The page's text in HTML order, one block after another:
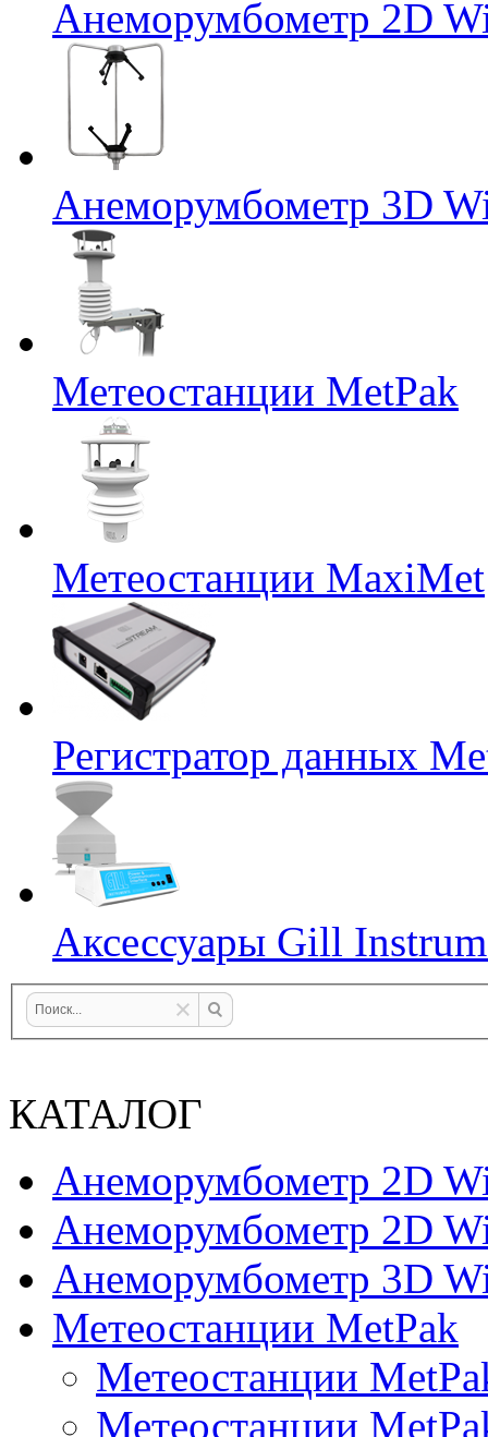
Анеморумбометр 2D
Анеморумбометр 3D
Метеостанции MetPak
Метеостанции MaxiMet
Регистратор данных
Аксессуары Gill
КАТАЛОГ
Анеморумбометр 2D
Анеморумбометр 2D
Анеморумбометр 3D
Метеостанции MetPak
Метеостанции
Метеостанции